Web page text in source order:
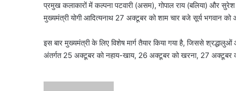
प्रमुख कलाकारों में कल्पना पटवारी (असम), गोपाल राय (बलिया) और
मुख्यमंत्री योगी आदित्यनाथ 27 अक्टूबर को शाम चार बजे सूर्य भगवान
इस बार मुख्यमंत्री के लिए विशेष मार्ग तैयार किया गया है, जिससे
अंतर्गत 25 अक्टूबर को नहाय-खाय, 26 अक्टूबर को खरना, 27 अक्टूबर